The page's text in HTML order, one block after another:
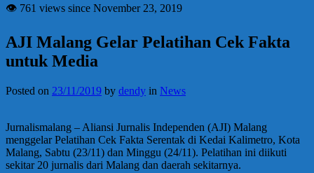
👁 761 views since November 23, 2019
AJI Malang Gelar Pelatihan Cek Fakta
untuk Media
Posted on 23/11/2019 by dendy in News
Jurnalismalang – Aliansi Jurnalis Independen (AJI) Malang
menggelar Pelatihan Cek Fakta Serentak di Kedai Kalimetro, Kota
Malang, Sabtu (23/11) dan Minggu (24/11). Pelatihan ini diikuti
sekitar 20 jurnalis dari Malang dan daerah sekitarnya.